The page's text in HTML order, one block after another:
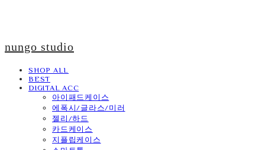
nungo studio
SHOP ALL
BEST
DIGITAL ACC
아이패드케이스
에폭시/글라스/미러
젤리/하드
카드케이스
지플립케이스